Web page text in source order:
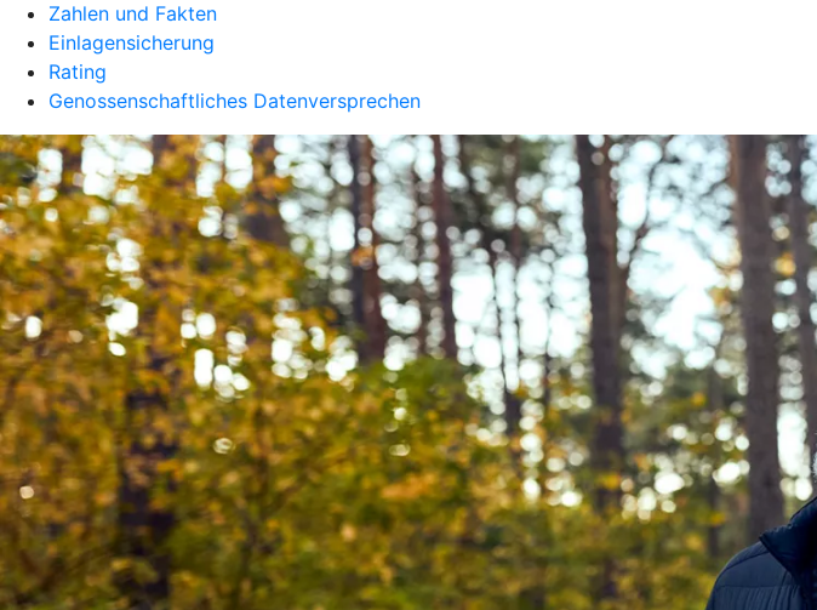
Zahlen und Fakten
Einlagensicherung
Rating
Genossenschaftliches Datenversprechen